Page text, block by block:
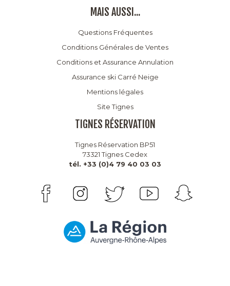
MAIS AUSSI...
Questions Fréquentes
Conditions Générales de Ventes
Conditions et Assurance Annulation
Assurance ski Carré Neige
Mentions légales
Site Tignes
TIGNES RÉSERVATION
Tignes Réservation BP51
73321 Tignes Cedex
tél. +33 (0)4 79 40 03 03